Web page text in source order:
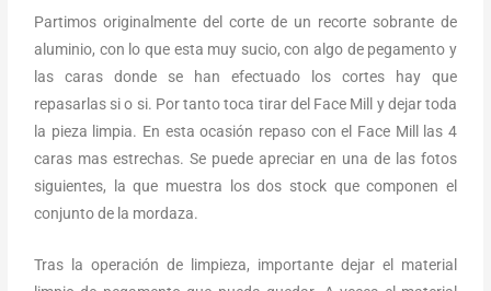
Partimos originalmente del corte de un recorte sobrante de
aluminio, con lo que esta muy sucio, con algo de pegamento y
las caras donde se han efectuado los cortes hay que
repasarlas si o si. Por tanto toca tirar del Face Mill y dejar toda
la pieza limpia. En esta ocasión repaso con el Face Mill las 4
caras mas estrechas. Se puede apreciar en una de las fotos
siguientes, la que muestra los dos stock que componen el
conjunto de la mordaza.
Tras la operación de limpieza, importante dejar el material